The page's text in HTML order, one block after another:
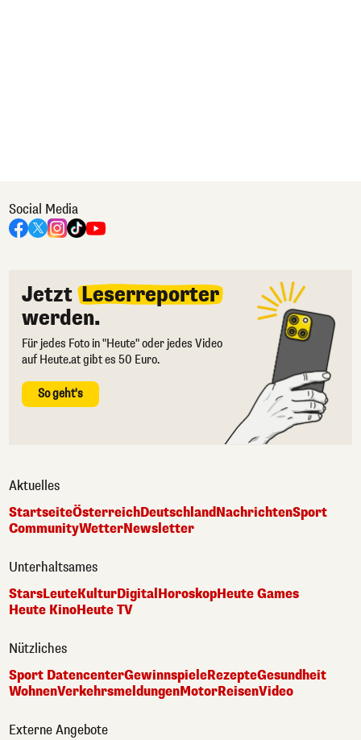
Social Media
Jetzt Leserreporter
werden.
Für jedes Foto in "Heute" oder jedes Video
auf Heute.at gibt es 50 Euro.
So geht's
Aktuelles
StartseiteÖsterreichDeutschlandNachrichtenSport
CommunityWetterNewsletter
Unterhaltsames
StarsLeuteKulturDigital HoroskopHeute Games
Heute KinoHeute TV
Nützliches
Sport DatencenterGewinnspieleRezepteGesundheit
WohnenVerkehrsmeldungenMotorReisenVideo
Externe Angebote